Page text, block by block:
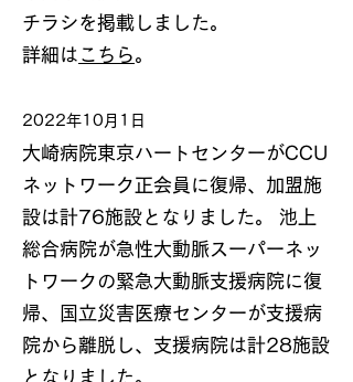
チラシを掲載しました。
詳細は こちら。
2022年10月1日
大崎病院東京ハートセンターがCCU
ネットワーク正会員に復帰、加盟施
設は計76施設となりました。 池上
総合病院が急性大動脈スーパーネッ
トワークの緊急大動脈支援病院に復
帰、国立災害医療センターが支援病
院から離脱し、支援病院は計28施設
となりました。